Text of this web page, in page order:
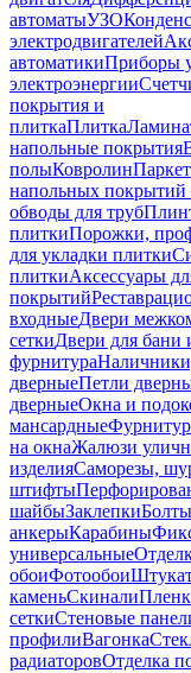
автоматыУЗО
электродвигателей
автоматикиПриборы
электроэнергии
покрытия и
плиткаПлитка
напольные покрытия
полыКовролинПаркет
напольных покрытий
обводы для труб
плиткиПорожки,
для укладки плитки
плиткиАксессуары
покрытий
входныеДвери
сеткиДвери для бани
фурнитура
дверныеПетли
дверныеОкна и
мансардные
на окнаЖалюзи
изделияСаморезы,
штифты
шайбыЗаклепки
анкерыКарабины
универсальные
обоиФотообои
каменьСкинали
сеткиСтеновые
профилиВагонка
радиаторовОтделка